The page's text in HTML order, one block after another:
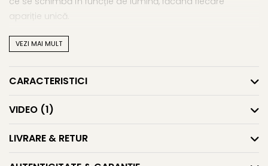
apariție unică.
Montura este realizată din argint 925, cu sistem de
prindere tip șurub, confortabil și sigur, care susține perfect
perlele mari. Aceșticercei argint cu perlesunt potriviți
pentru ocazii speciale, dar și pentru zile obișnuite în care
personalitate.
Vezi și alte reinterpretări îndrăznețe în
subcategoriacercei cu perle marisau lasă-te inspirată
VEZI MAI MULT
CARACTERISTICI
VIDEO (1)
LIVRARE & RETUR